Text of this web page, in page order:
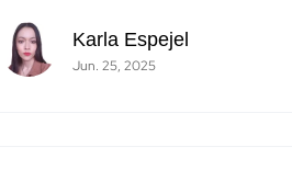
Karla Espejel
Jun. 25, 2025